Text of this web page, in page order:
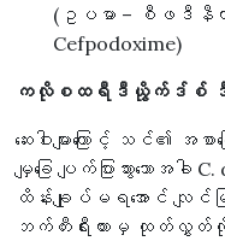
(ဥပမာ – စီဖဒီနီယ
Cefpodoxime)
ကလိုစထရီဒီယွိုက်ဒ်စ် ဒီဖီဆို
ဆေးဝါးများကြောင့် သင်၏
မျှခြေ ပျက်ပြားသွားသောအခ
ထိန်းချုပ်မရအောင် လျင်
ဘက်တီးရီးယားမှ ထုတ်လွှတ်လို